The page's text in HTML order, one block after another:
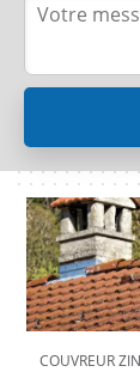
COUVREUR